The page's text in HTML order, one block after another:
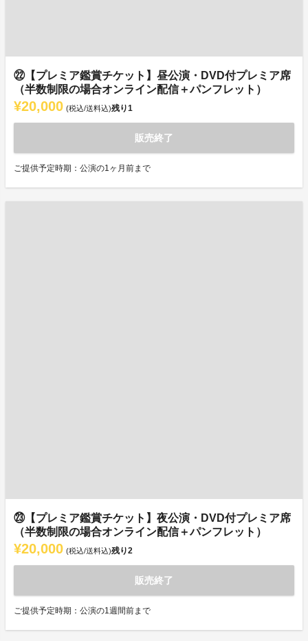
㉒【プレミア鑑賞チケット】昼公演・DVD付プレミア席
（半数制限の場合オンライン配信＋パンフレット）
¥20,000 (税込/送料込)残り1
販売終了
ご提供予定時期：公演の1ヶ月前まで
㉓【プレミア鑑賞チケット】夜公演・DVD付プレミア席
（半数制限の場合オンライン配信＋パンフレット）
¥20,000 (税込/送料込)残り2
販売終了
ご提供予定時期：公演の1週間前まで